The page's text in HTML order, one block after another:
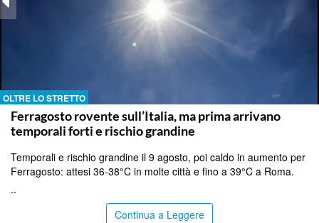
OLTRE LO STRETTO
Ferragosto rovente sull’Italia, ma prima arrivano
temporali forti e rischio grandine
Temporali e rischio grandine il 9 agosto, poi caldo in aumento per
Ferragosto: attesi 36-38°C in molte città e fino a 39°C a Roma.
..
Continua a Leggere